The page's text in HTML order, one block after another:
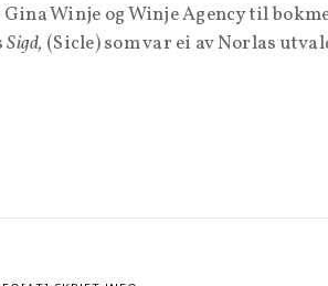
Winje og Winje Agency til
Sigd, (Sicle) som var ei av Norlas